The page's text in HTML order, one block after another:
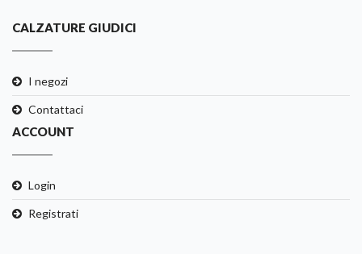
CALZATURE GIUDICI
I negozi
Contattaci
ACCOUNT
Login
Registrati